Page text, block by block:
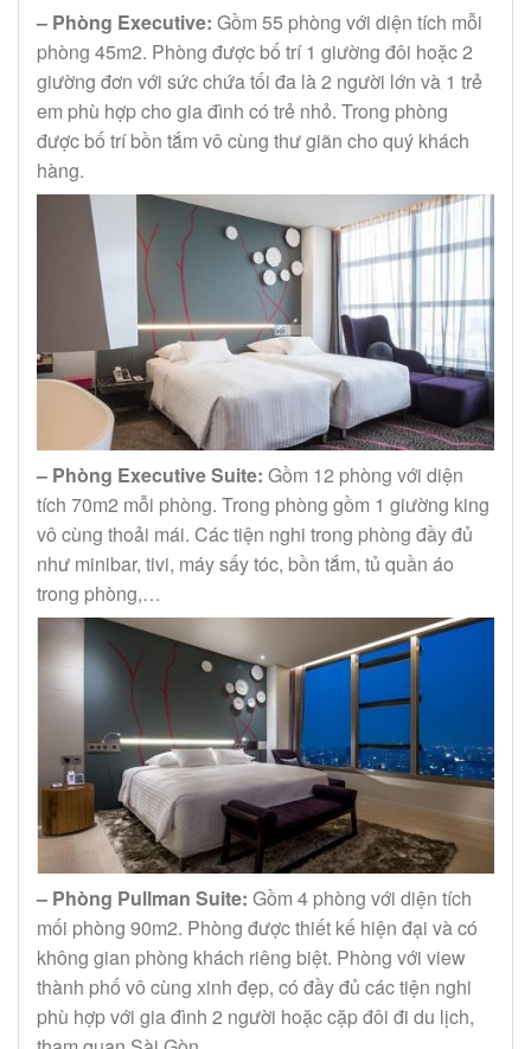
– Phòng Executive: Gồm 55 phòng với diện tích mỗi
phòng 45m2. Phòng được bố trí 1 giường đôi hoặc 2
giường đơn với sức chứa tối đa là 2 người lớn và 1 trẻ
em phù hợp cho gia đình có trẻ nhỏ. Trong phòng
được bố trí bồn tắm vô cùng thư giãn cho quý khách
hàng.
– Phòng Executive Suite: Gồm 12 phòng với diện
tích 70m2 mỗi phòng. Trong phòng gồm 1 giường king
vô cùng thoải mái. Các tiện nghi trong phòng đầy đủ
như minibar, tivi, máy sấy tóc, bồn tắm, tủ quần áo
trong phòng,…
– Phòng Pullman Suite: Gồm 4 phòng với diện tích
mối phòng 90m2. Phòng được thiết kế hiện đại và có
không gian phòng khách riêng biệt. Phòng với view
thành phố vô cùng xinh đẹp, có đầy đủ các tiện nghi
phù hợp với gia đình 2 người hoặc cặp đôi đi du lịch,